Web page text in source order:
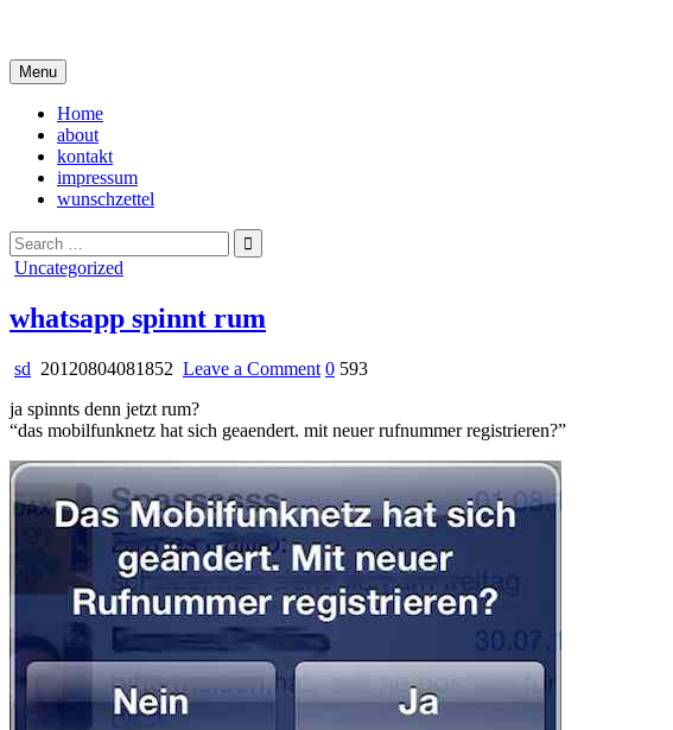
content
Menu
Home
about
kontakt
impressum
wunschzettel
Search
for:
Posted
Uncategorized
whatsapp spinnt rum
sd 20120804081852 Leave a Commenton
rum
0 593
ja spinnts denn jetzt rum?
“das mobilfunknetz hat sich geaendert. mit neuer rufnummer registrieren?”